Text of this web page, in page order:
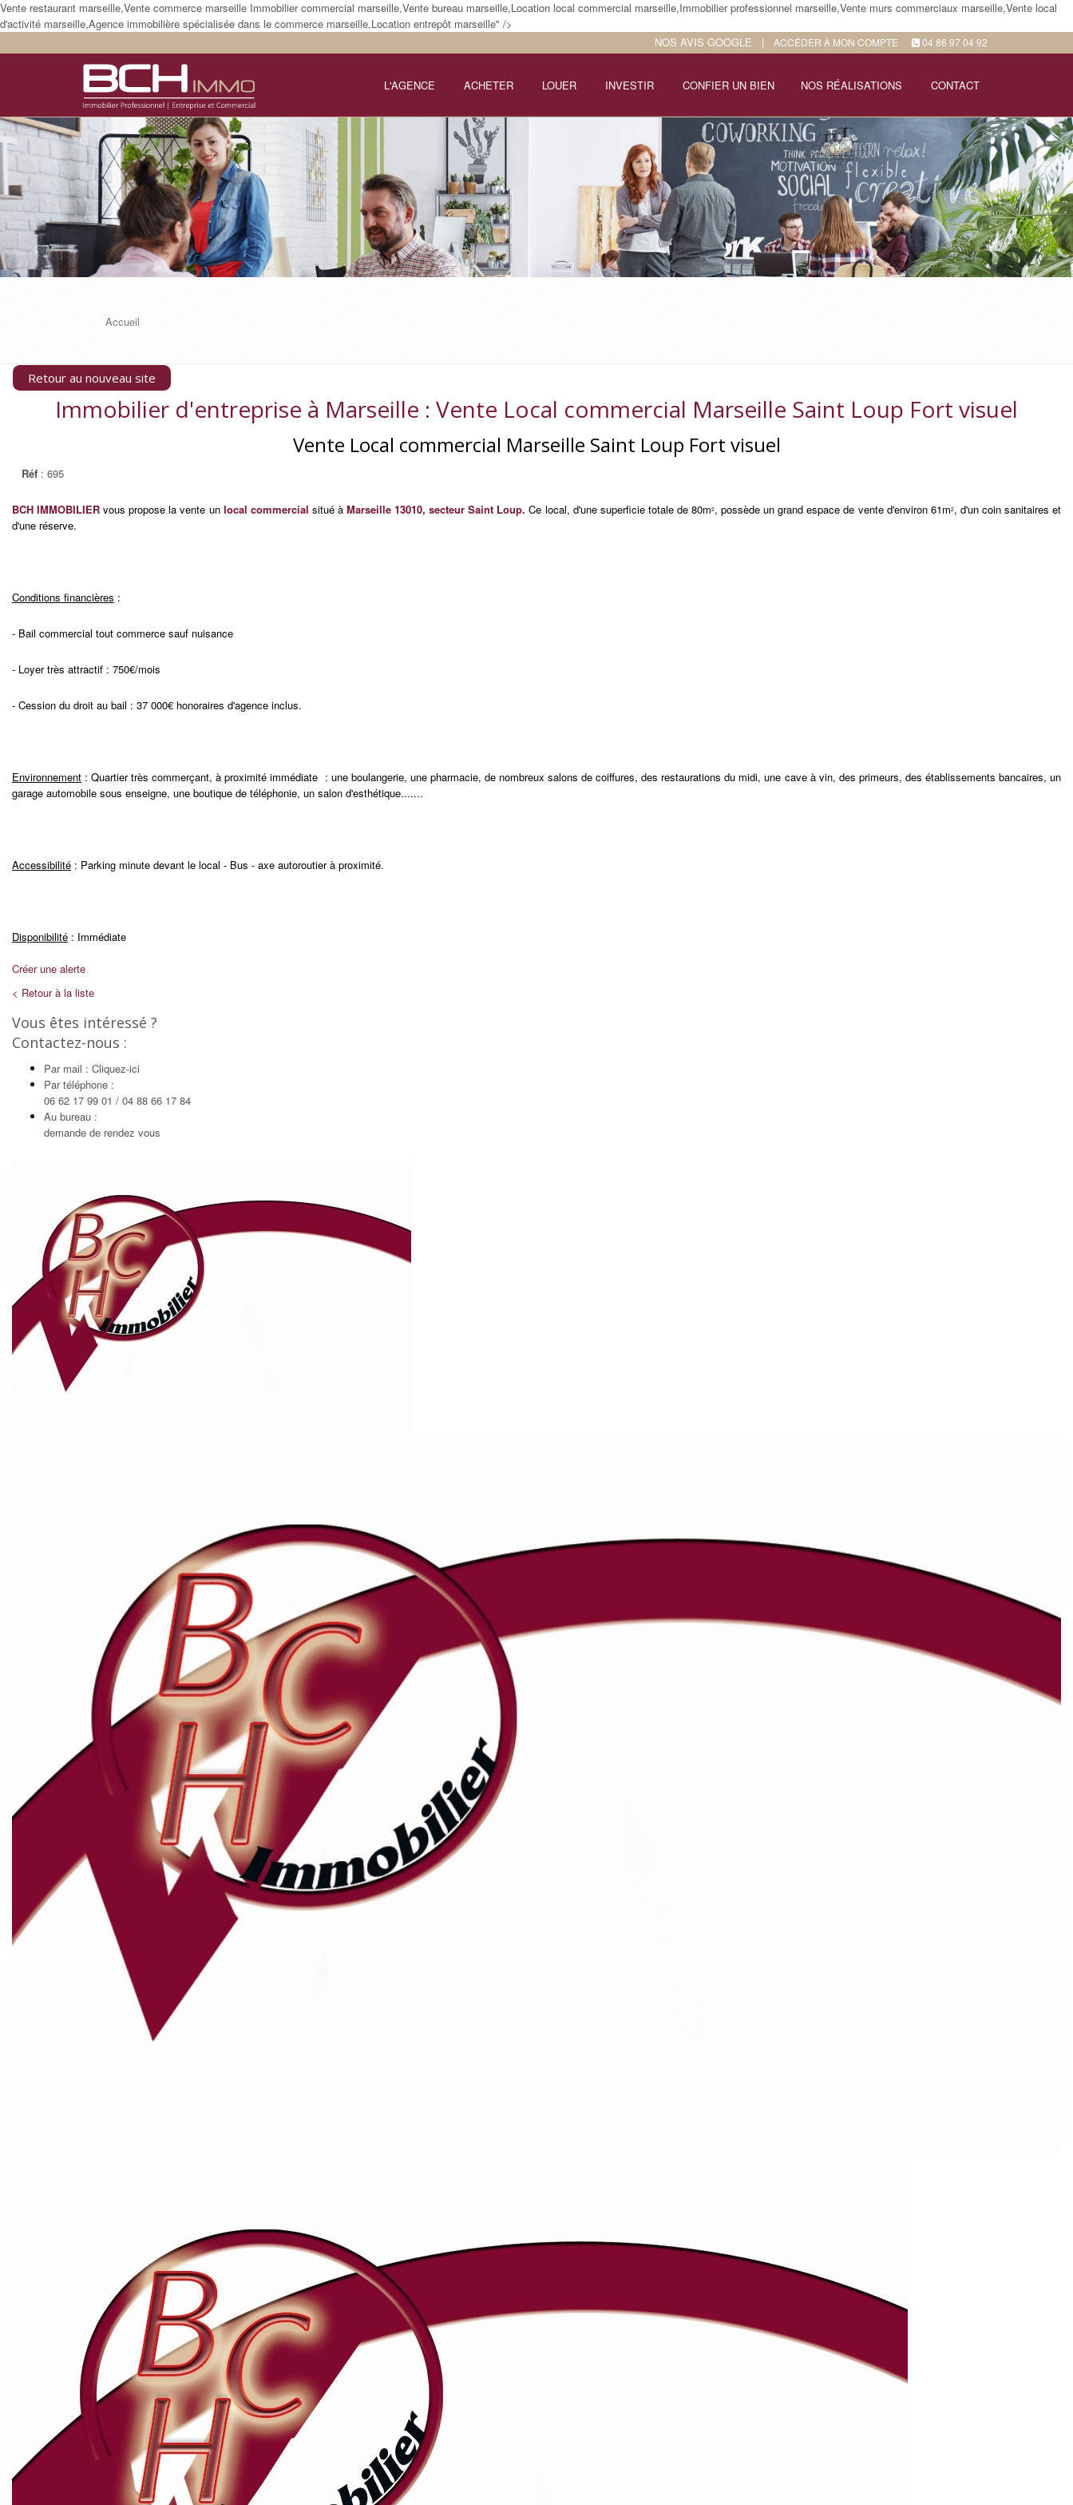
Vente restaurant marseille,Vente commerce marseille Immobilier commercial marseille,Vente bureau marseille,Location local commercial marseille,Immobilier professionnel marseille,Vente murs commerciaux marseille,Vente local
d'activité marseille,Agence immobilière spécialisée dans le commerce marseille,Location entrepôt marseille" />
NOS AVIS GOOGLE
| ACCÉDER À MON COMPTE 04 86 97 04 92
L'AGENCE ACHETER LOUER INVESTIR CONFIER UN BIEN NOS RÉALISATIONS CONTACT
Accueil
Retour au nouveau site
Immobilier d'entreprise à Marseille : Vente Local commercial Marseille Saint Loup Fort visuel
Vente Local commercial Marseille Saint Loup Fort visuel
Réf : 695
BCH IMMOBILIER vous propose la vente un local commercial situé à Marseille 13010, secteur Saint Loup.Ce local, d'une superficie totale de 80m2, possède un grand espace de vente d'environ 61m2, d'un coin sanitaires et
d'une réserve.
Conditions financières :
- Bail commercial tout commerce sauf nuisance
- Loyer très attractif : 750€/mois
- Cession du droit au bail : 37 000€ honoraires d'agence inclus.
Environnement : Quartier très commerçant, à proximité immédiate : une boulangerie, une pharmacie, de nombreux salons de coiffures, des restaurations du midi, une cave à vin, des primeurs, des établissements bancaires, un
garage automobile sous enseigne, une boutique de téléphonie, un salon d'esthétique.......
Accessibilité : Parking minute devant le local - Bus - axe autoroutier à proximité.
Disponibilité : Immédiate
Créer une alerte
< Retour à la liste
Vous êtes intéressé ?
Contactez-nous :
Par mail : Cliquez-ici
Par téléphone :
06 62 17 99 01 / 04 88 66 17 84
Au bureau :
demande de rendez vous